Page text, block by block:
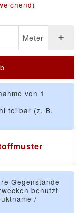
Meter
von 1
teilbar (z. B.
Gegenstände
benutzt
/